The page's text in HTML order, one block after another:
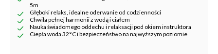
5m
Głęboki relaks, idealne oderwanie od codzienności
Chwila pełnej harmonii z wodą i ciałem
Nauka świadomego oddechu i relaksacji pod okiem instruktora
Ciepła woda 32°C i bezpieczeństwo na najwyższym poziomie